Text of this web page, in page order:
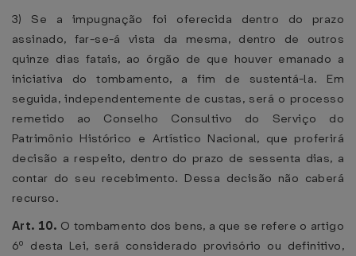
3) Se a impugnação foi oferecida dentro do prazo
assinado, far-se-á vista da mesma, dentro de outros
quinze dias fatais, ao órgão de que houver emanado a
iniciativa do tombamento, a fim de sustentá-la. Em
seguida, independentemente de custas, será o processo
remetido ao Conselho Consultivo do Serviço do
Patrimônio Histórico e Artístico Nacional, que proferirá
decisão a respeito, dentro do prazo de sessenta dias, a
contar do seu recebimento. Dessa decisão não caberá
recurso.
Art. 10. O tombamento dos bens, a que se refere o artigo
6º desta Lei, será considerado provisório ou definitivo,